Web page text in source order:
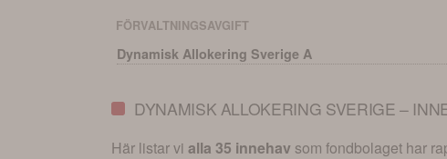
FÖRVALTNINGSAVGIFT
Dynamisk Allokering Sverige A
DYNAMISK ALLOKERING SVERIGE –
Här listar vi alla 35 innehav som fondbolaget har